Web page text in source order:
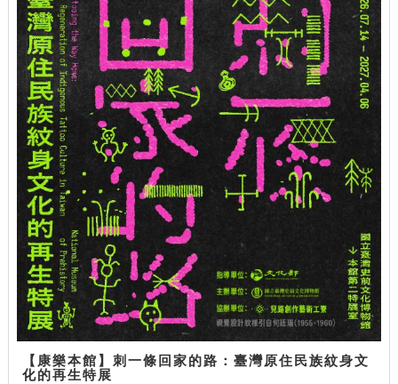
【康樂本館】刺一條回家的路：臺灣原住民族紋身文
化的再生特展